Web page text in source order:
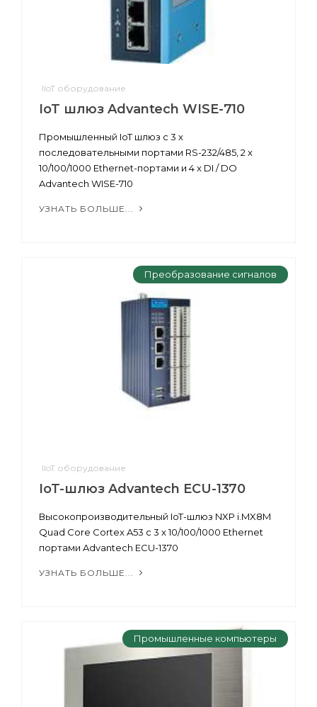
IIoT оборудование
IoT шлюз Advantech WISE-710
Промышленный IoT шлюз с 3 x
последовательными портами RS-232/485, 2 x
10/100/1000 Ethernet-портами и 4 x DI / DO
Advantech WISE-710
УЗНАТЬ БОЛЬШЕ...
Преобразование сигналов
IIoT оборудование
IoT-шлюз Advantech ECU-1370
Высокопроизводительный IoT-шлюз NXP i.MX8M
Quad Core Cortex A53 с 3 x 10/100/1000 Ethernet
портами Advantech ECU-1370
УЗНАТЬ БОЛЬШЕ...
Промышленные компьютеры